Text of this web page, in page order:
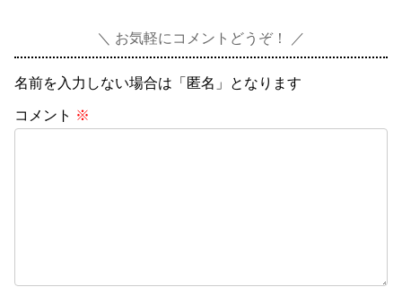
お気軽にコメントどうぞ！
名前を入力しない場合は「匿名」となります
コメント ※